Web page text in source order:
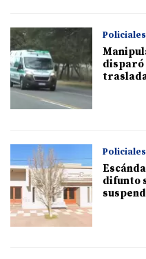
Policiales
disparó
Policiales
difunto